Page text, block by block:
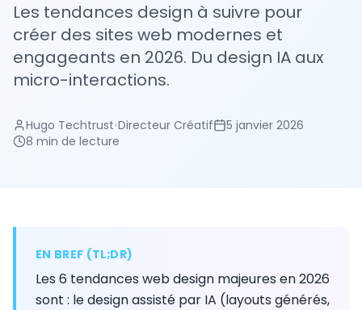
Les tendances design à suivre pour
créer des sites web modernes et
engageants en 2026. Du design IA aux
micro-interactions.
Hugo Techtrust•Directeur Créatif
5 janvier 2026
8 min de lecture
EN BREF (TL;DR)
Les 6 tendances web design majeures en 2026
sont : le design assisté par IA (layouts générés,